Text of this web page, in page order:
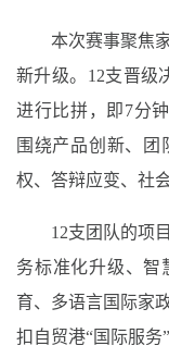
本次赛事聚焦
新升级。12支晋级
进行比拼，即7分
围绕产品创新、团
权、答辩应变、社
12支团队的项
务标准化升级、智
育、多语言国际家
扣自贸港“国际服务